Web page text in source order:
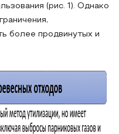
(рис. 1). Однако
более продвинутых и